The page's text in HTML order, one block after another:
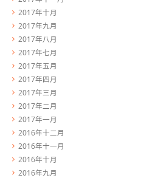
2017年十月
2017年九月
2017年八月
2017年七月
2017年五月
2017年四月
2017年三月
2017年二月
2017年一月
2016年十二月
2016年十一月
2016年十月
2016年九月